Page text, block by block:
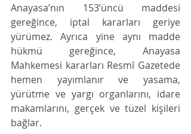
Anayasa’nın 153’üncü maddesi
gereğince, iptal kararları geriye
yürümez. Ayrıca yine aynı madde
hükmü gereğince, Anayasa
Mahkemesi kararları Resmî Gazetede
hemen yayımlanır ve yasama,
yürütme ve yargı organlarını, idare
makamlarını, gerçek ve tüzel kişileri
bağlar.